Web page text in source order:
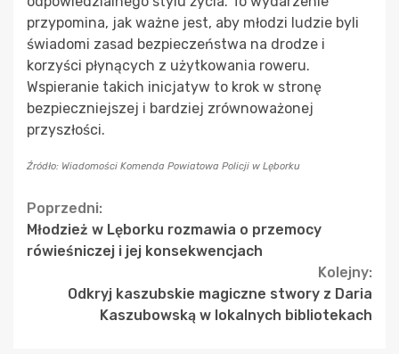
przypomina, jak ważne jest, aby młodzi ludzie byli
świadomi zasad bezpieczeństwa na drodze i
korzyści płynących z użytkowania roweru.
Wspieranie takich inicjatyw to krok w stronę
bezpieczniejszej i bardziej zrównoważonej
przyszłości.
Źródło: Wiadomości Komenda Powiatowa Policji w Lęborku
Continue
Reading
Poprzedni:
Młodzież w Lęborku rozmawia o przemocy
rówieśniczej i jej konsekwencjach
Kolejny:
Odkryj kaszubskie magiczne stwory z Daria
Kaszubowską w lokalnych bibliotekach